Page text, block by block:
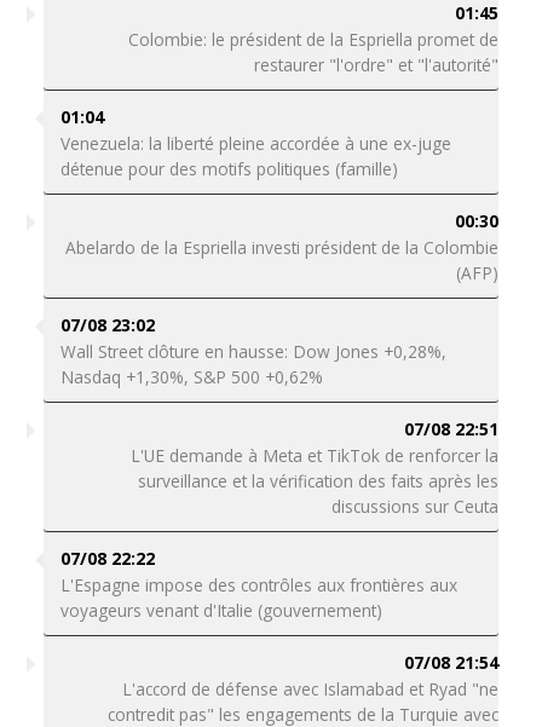
01:45
Colombie: le président de la Espriella promet de
restaurer "l'ordre" et "l'autorité"
01:04
Venezuela: la liberté pleine accordée à une ex-juge
détenue pour des motifs politiques (famille)
00:30
Abelardo de la Espriella investi président de la Colombie
(AFP)
07/08 23:02
Wall Street clôture en hausse: Dow Jones +0,28%,
Nasdaq +1,30%, S&P 500 +0,62%
07/08 22:51
L'UE demande à Meta et TikTok de renforcer la
surveillance et la vérification des faits après les
discussions sur Ceuta
07/08 22:22
L'Espagne impose des contrôles aux frontières aux
voyageurs venant d'Italie (gouvernement)
07/08 21:54
L'accord de défense avec Islamabad et Ryad "ne
contredit pas" les engagements de la Turquie avec